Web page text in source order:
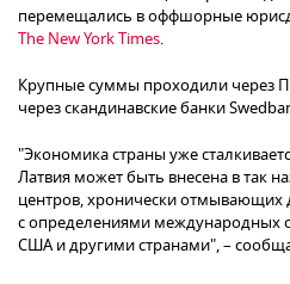
перемещались в оффшорные
The New York Times.
Крупные суммы проходили через
через скандинавские банки
"Экономика страны уже
Латвия может быть внесена в так
центров, хронически отмывающих
с определениями международных
США и другими странами", –